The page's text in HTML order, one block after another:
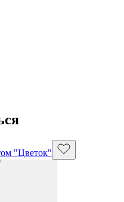
"Цветок"